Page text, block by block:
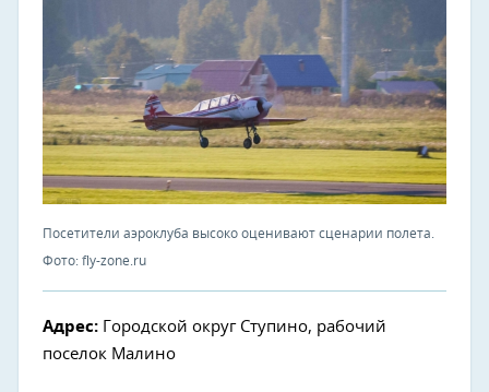
Посетители аэроклуба высоко оценивают сценарии полета.
Фото: fly-zone.ru
Адрес: Городской округ Ступино, рабочий
поселок Малино